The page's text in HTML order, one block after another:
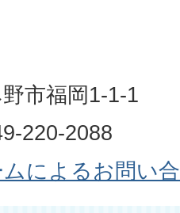
市福岡1-1-1
220-2088
によるお問い